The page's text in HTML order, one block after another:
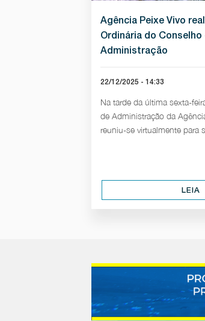
Agência Peixe Vivo
Ordinária do Conselho
Administração
22/12/2025 - 14:33
Na tarde da última sexta-
de Administração da
reuniu-se virtualmente para
LEIA